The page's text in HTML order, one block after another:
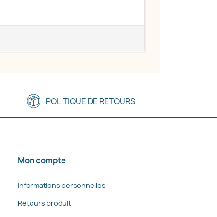
POLITIQUE DE RETOURS
Mon compte
Informations personnelles
Retours produit